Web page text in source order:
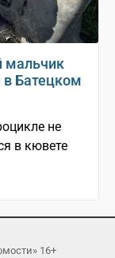
мальчик
в Батецком
не
в кювете
16+